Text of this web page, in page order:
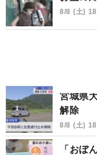
8/8 (土)
宮城県
解除
8/8 (土)
「おぼ